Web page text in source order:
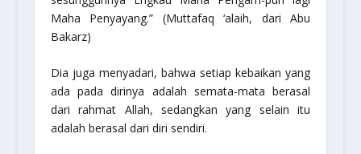
Maha Penyayang.” (Muttafaq ‘alaih, dari Abu
Bakarz)
Dia juga menyadari, bahwa setiap kebaikan yang
ada pada dirinya adalah semata-mata berasal
dari rahmat Allah, sedangkan yang selain itu
adalah berasal dari diri sendiri.